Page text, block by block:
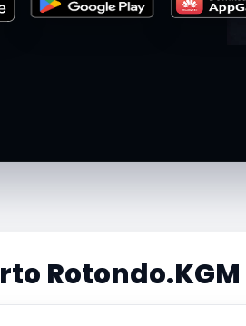
Rotondo.KGM